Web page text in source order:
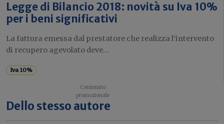
Legge di Bilancio 2018: novità su Iva 10%
per i beni significativi
La fattura emessa dal prestatore che realizza l’intervento
di recupero agevolato deve...
Iva 10%
Dello stesso autore